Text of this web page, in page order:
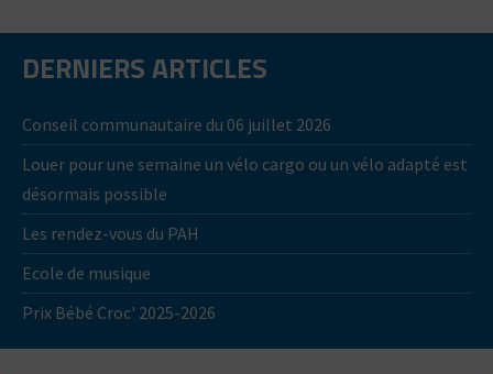
DERNIERS ARTICLES
Conseil communautaire du 06 juillet 2026
Louer pour une semaine un vélo cargo ou un vélo adapté est
désormais possible
Les rendez-vous du PAH
Ecole de musique
Prix Bébé Croc' 2025-2026